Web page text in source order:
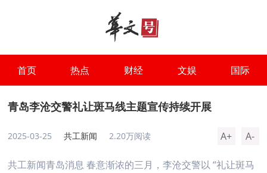
首页 热点 财经 文娱 国际
青岛李沧交警礼让斑马线主题宣传持续开展
2025-03-25 共工新闻 2.20万阅读 A+ A-
共工新闻青岛消息 春意渐浓的三月，李沧交警以 “礼让斑马